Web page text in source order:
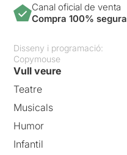
Canal oficial de venta
Compra 100% segura
Disseny i programació:
Copymouse
Vull veure
Teatre
Musicals
Humor
Infantil